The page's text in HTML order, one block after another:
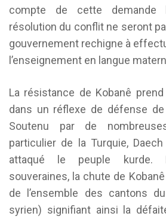
compte de cette demande
résolution du conflit ne seront
gouvernement rechigne à
l’enseignement en langue
La résistance de Kobanê
dans un réflexe de défense de
Soutenu par de
particulier de la Turquie,
attaqué le peuple kurde.
souveraines, la chute de
de l’ensemble des cantons
syrien) signifiant ainsi la